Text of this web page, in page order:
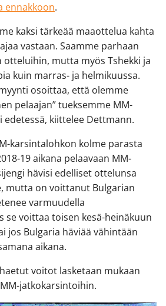
ennakkoon.
kaksi tärkeää maaottelua kahta
vastaan. Saamme parhaan
otteluihin, mutta myös Tshekki ja
kuin marras- ja helmikuussa.
osoittaa, että olemme
pelaajan” tueksemme MM-
kiittelee Dettmann.
karsintalohkon kolme parasta
19 aikana pelaavaan MM-
hävisi edelliset ottelunsa
mutta on voittanut Bulgarian
varmuudella
se voittaa toisen kesä-heinäkuun
jos Bulgaria häviää vähintään
aikana.
voitot lasketaan mukaan
jatkokarsintoihin.